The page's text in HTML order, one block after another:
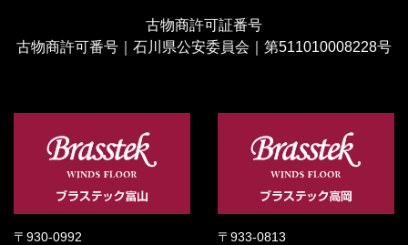
古物商許可証番号
古物商許可番号｜石川県公安委員会｜第511010008228号
〒930-0992
〒933-0813